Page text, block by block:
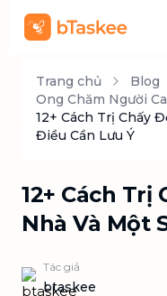
Trang chủ
Blog
Ong Chăm Người
12+ Cách Trị Chấy
Điều Cần Lưu Ý
12+ Cách Trị
Nhà Và Một
Tác giả
btaskee